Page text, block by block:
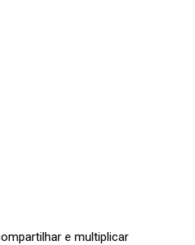
e multiplicar